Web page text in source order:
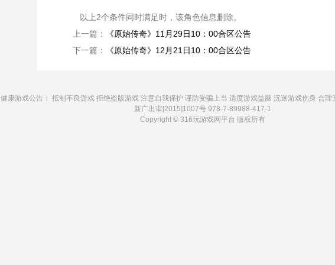
以上2个条件同时满足时，该角色信息删除。
上一篇：
《原始传奇》11月29日10：00合区公告
下一篇：
《原始传奇》12月21日10：00合区公告
健康游戏公告： 抵制不良游戏 拒绝盗版游戏 注意自我保护 谨防受骗上当 适度游戏益脑 沉迷游戏伤身 合
新广出审[2015]1007号 978-7-89988-417-1
Copyright © 316玩游戏网平台 版权所有